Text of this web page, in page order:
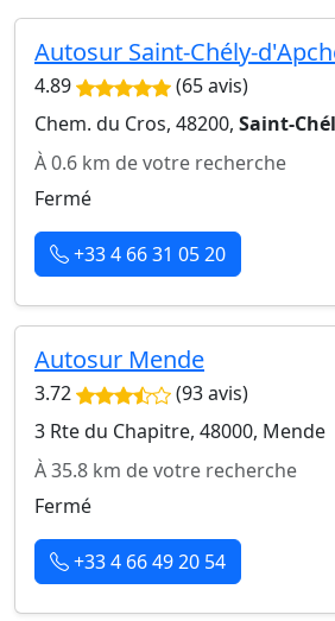
Autosur Saint-Chély-
4.89
(65 avis)
Chem. du Cros, 48200, Saint-
À 0.6 km de votre recherche
Fermé
+33 4 66 31 05 20
Autosur Mende
3.72
(93 avis)
3 Rte du Chapitre, 48000, Mende
À 35.8 km de votre recherche
Fermé
+33 4 66 49 20 54